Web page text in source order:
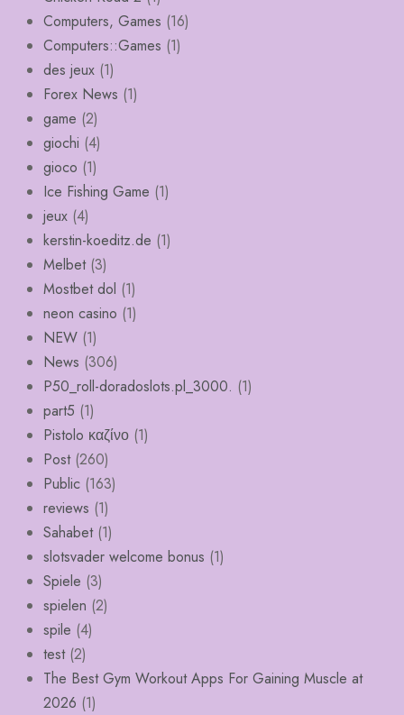
Computers, Games (16)
Computers::Games (1)
des jeux (1)
Forex News (1)
game (2)
giochi (4)
gioco (1)
Ice Fishing Game (1)
jeux (4)
kerstin-koeditz.de (1)
Melbet(3)
Mostbet dol (1)
neon casino (1)
NEW (1)
News (306)
P50_roll-doradoslots.pl_3000. (1)
part5 (1)
Pistolo καζίνο (1)
Post(260)
Public (163)
reviews (1)
Sahabet(1)
slotsvader welcome bonus (1)
Spiele (3)
spielen (2)
spile (4)
test(2)
The Best Gym Workout Apps For Gaining Muscle at
2026 (1)